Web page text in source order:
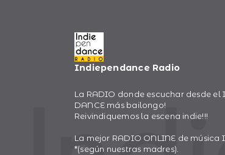
Indiependance Radio
La RADIO donde escuchar desde el
DANCE más bailongo!
Reivindiquemos la escena indie!!!
La mejor RADIO ONLINE de
*(según nuestras madres).